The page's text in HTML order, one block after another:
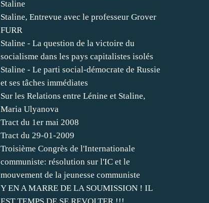
Staline
Staline, Entrevue avec le professeur Grover
FURR
Staline - La question de la victoire du
socialisme dans les pays capitalistes isolés
Staline - Le parti social-démocrate de Russie
et ses tâches immédiates
Sur les Relations entre Lénine et Staline,
Maria Ulyanova
Tract du 1er mai 2008
Tract du 29-01-2009
Troisième Congrès de l'Internationale
communiste: résolution sur l'IC et le
mouvement de la jeunesse communiste
Y EN A MARRE DE LA SOUMISSION ! IL